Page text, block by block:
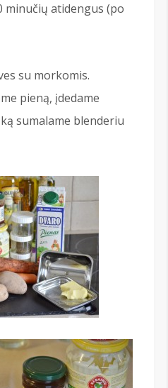
minučių atidengus (po
su morkomis.
pieną, įdedame
sumalame blenderiu